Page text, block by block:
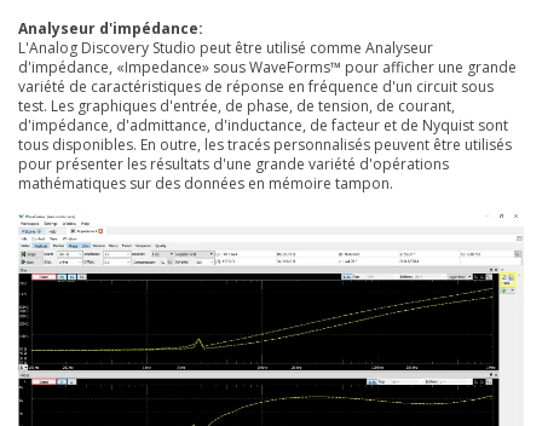
Analyseur d'impédance:
L'Analog Discovery Studio peut être utilisé comme Analyseur
d'impédance, «Impedance» sous WaveForms™ pour afficher une grande
variété de caractéristiques de réponse en fréquence d'un circuit sous
test. Les graphiques d'entrée, de phase, de tension, de courant,
d'impédance, d'admittance, d'inductance, de facteur et de Nyquist sont
tous disponibles. En outre, les tracés personnalisés peuvent être utilisés
pour présenter les résultats d'une grande variété d'opérations
mathématiques sur des données en mémoire tampon.